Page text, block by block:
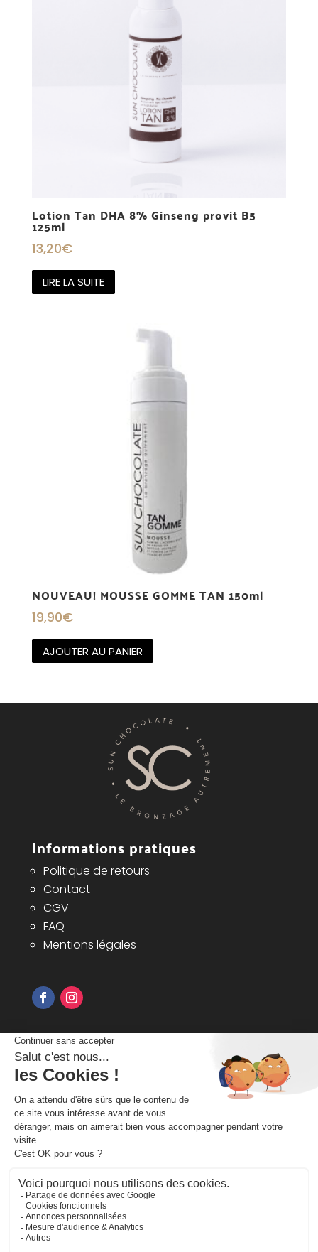
Lotion Tan DHA 8% Ginseng provit B5
125ml
13,20€
LIRE LA SUITE
NOUVEAU! MOUSSE GOMME TAN 150ml
19,90€
AJOUTER AU PANIER
Informations pratiques
Politique de retours
Contact
CGV
FAQ
Mentions légales
Inscrivez-vous à notre newsletter pour
recevoir nos bons plans et
S'ABONNER
Vos informations ne sont ni cédées ,ni
utilisées à d'autres fins.